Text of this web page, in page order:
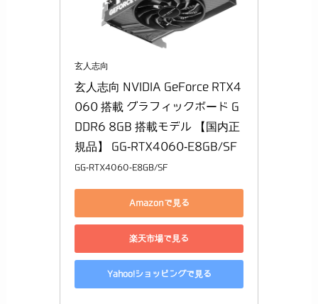
玄人志向
玄人志向 NVIDIA GeForce RTX4
060 搭載 グラフィックボード G
DDR6 8GB 搭載モデル 【国内正
規品】 GG-RTX4060-E8GB/SF
GG-RTX4060-E8GB/SF
Amazonで見る
楽天市場で見る
Yahoo!ショッピングで見る